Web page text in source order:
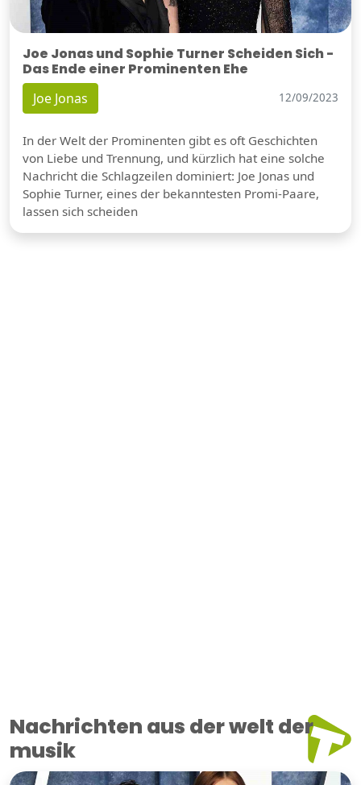
Joe Jonas und Sophie Turner Scheiden Sich -
Das Ende einer Prominenten Ehe
Joe Jonas 12/09/2023
In der Welt der Prominenten gibt es oft Geschichten
von Liebe und Trennung, und kürzlich hat eine solche
Nachricht die Schlagzeilen dominiert: Joe Jonas und
Sophie Turner, eines der bekanntesten Promi-Paare,
lassen sich scheiden
Nachrichten aus der welt der
musik